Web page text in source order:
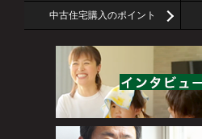
中古住宅購入のポイント